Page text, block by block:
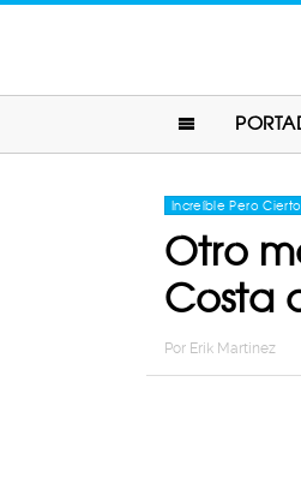
Increíble Pero Cierto
Otro
Costa
Por Erik Martinez